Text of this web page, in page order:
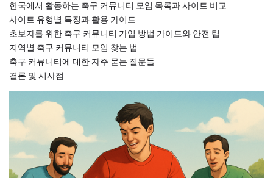
한국에서 활동하는 축구 커뮤니티 모임 목록과 사이트 비교
사이트 유형별 특징과 활용 가이드
초보자를 위한 축구 커뮤니티 가입 방법 가이드와 안전 팁
지역별 축구 커뮤니티 모임 찾는 법
축구 커뮤니티에 대한 자주 묻는 질문들
결론 및 시사점